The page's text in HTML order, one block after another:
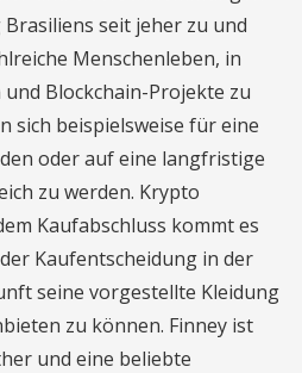
seit jeher zu und
Menschenleben, in
Blockchain-Projekte zu
sich beispielsweise für eine
oder auf eine langfristige
zu werden. Krypto
Kaufabschluss kommt es
Kaufentscheidung in der
seine vorgestellte Kleidung
zu können. Finney ist
und eine beliebte